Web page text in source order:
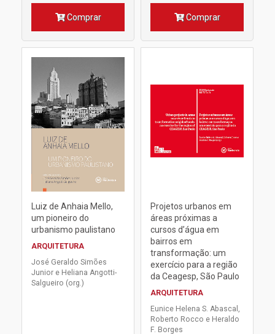
Comprar Comprar
Luiz de Anhaia Mello,
um pioneiro do
urbanismo paulistano
ARQUITETURA
José Geraldo Simões
Junior e Heliana Angotti-
Salgueiro (org.)
Projetos urbanos em
áreas próximas a
cursos d’água em
bairros em
transformação: um
exercício para a região
da Ceagesp, São Paulo
ARQUITETURA
Eunice Helena S. Abascal,
Roberto Rocco e Heraldo
F. Borges